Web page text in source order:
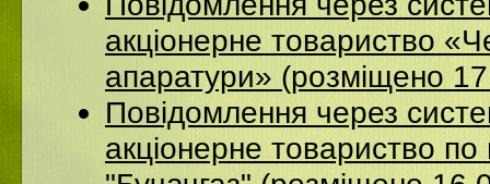
акціонерне товариство
апаратури» (розміщено
Повідомлення через
акціонерне товариство по